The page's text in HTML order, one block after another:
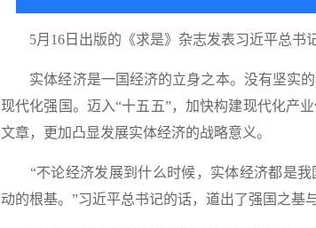
5月16日出版的《求是》杂志发表习近平总书
实体经济是一国经济的立身之本。没有坚实的
现代化强国。迈入“十五五”，加快构建现代化产
文章，更加凸显发展实体经济的战略意义。
“不论经济发展到什么时候，实体经济都是我
动的根基。”习近平总书记的话，道出了强国之基